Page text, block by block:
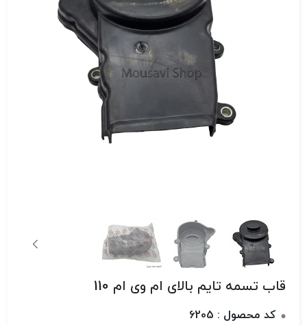
قاب تسمه تایم بالای ام وی ام 110
کد محصول : 6205